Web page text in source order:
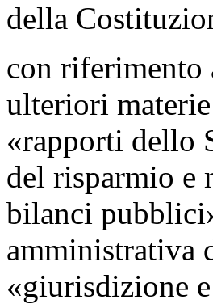
della
con riferimento
ulteriori
«rapporti dello
del risparmio e
bilanci
amministrativa
«giurisdizione